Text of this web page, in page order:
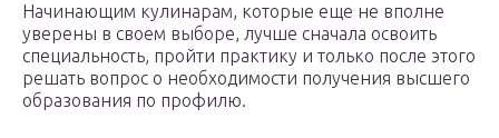
Начинающим кулинарам, которые еще не вполне
уверены в своем выборе, лучше сначала освоить
специальность, пройти практику и только после этого
решать вопрос о необходимости получения высшего
образования по профилю.